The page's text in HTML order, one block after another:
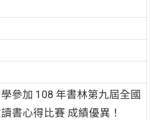
參加 108 年書林第九屆全國
書心得比賽 成績優異！